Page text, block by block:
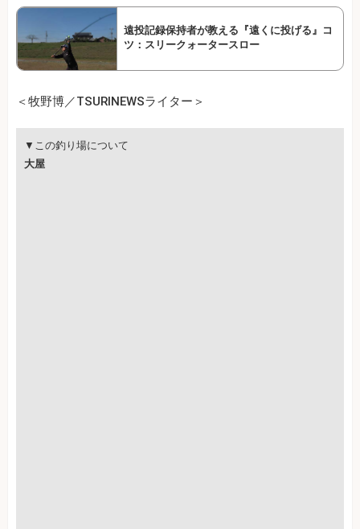
遠投記録保持者が教える『遠くに投げる』コ
ツ：スリークォータースロー
＜牧野博／TSURINEWSライター＞
▼この釣り場について
大屋